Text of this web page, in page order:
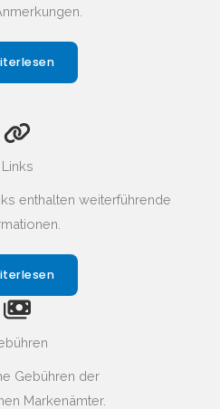
Links
enthalten weiterführende
Gebühren der
Markenämter.